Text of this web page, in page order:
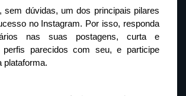
sem dúvidas, um dos principais pilares
no Instagram. Por isso, responda
nas suas postagens, curta e
perfis parecidos com seu, e participe
plataforma.